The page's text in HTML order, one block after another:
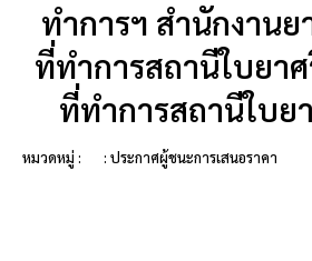
ทำการฯ สำนักงาน
ที่ทำการสถานีใบยาศ
ที่ทำการสถานีใบย
หมวดหมู่ : : ประกาศผู้ชนะการเสนอราคา